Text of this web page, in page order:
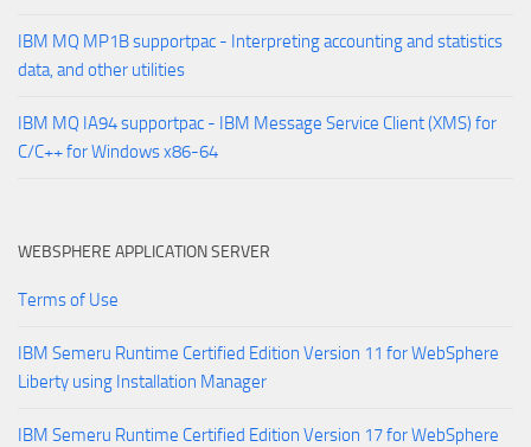
IBM MQ MP1B supportpac - Interpreting accounting and statistics
data, and other utilities
IBM MQ IA94 supportpac - IBM Message Service Client (XMS) for
C/C++ for Windows x86-64
WEBSPHERE APPLICATION SERVER
Terms of Use
IBM Semeru Runtime Certified Edition Version 11 for WebSphere
Liberty using Installation Manager
IBM Semeru Runtime Certified Edition Version 17 for WebSphere